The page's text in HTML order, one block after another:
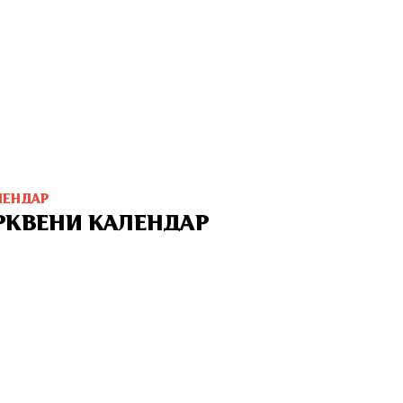
КАЛЕНДАР